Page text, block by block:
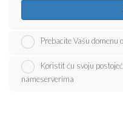
Prebacite Vašu domenu
Koristit ću svoju
nameserverima